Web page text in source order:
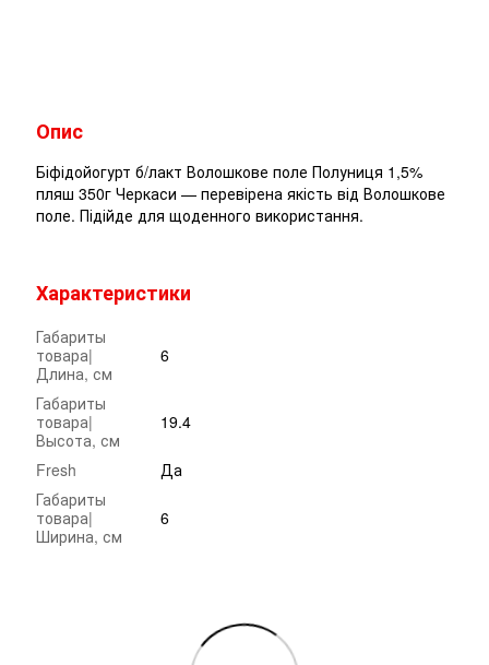
Опис
Біфідойогурт б/лакт Волошкове поле Полуниця 1,5%
пляш 350г Черкаси — перевірена якість від Волошкове
поле. Підійде для щоденного використання.
Характеристики
Габариты
товара|
Длина, см
6
Габариты
товара|
Высота, см
19.4
Fresh
Да
Габариты
товара|
Ширина, см
6